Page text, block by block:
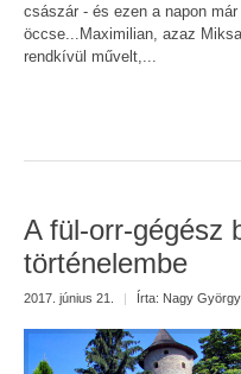
császár - és ezen a napon
öccse...Maximilian, azaz
rendkívül művelt,...
A fül-orr-gégész
történelembe
2017. június 21. | Írta: Nagy György